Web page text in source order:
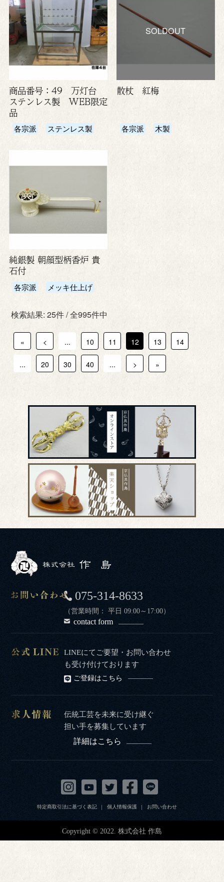
商品番号：49 万灯台
ステンレス製 WEB限定
品
各宗派 ステンレス製
SOLDOUT
散杖 紅梅
各宗派 木製
純銀製 朝顔型柄香炉 貴
石付
各宗派 メッキ仕上げ
検索結果: 25件 / 全995件中
« < ... 10 11 12 13 14
... 20 30 40 ... > »
075-314-8633
（営業時間： 平日 09:00～17:00）
contact form
LINEにてご要望・お問い合わせ
も受け付けております
ご登録はこちら
伝統工芸を未来に受け継ぐ
担い手を募集しています
詳細はこちら
特定商取引法に基づく表記 個人情報保護 お問い合わせ
Copyright © 2022. 株式会社 作島